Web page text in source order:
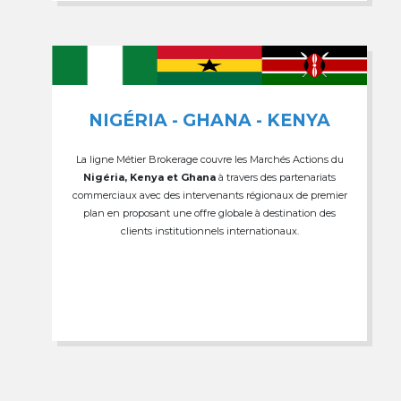
NIGÉRIA - GHANA - KENYA
La ligne Métier Brokerage couvre les Marchés Actions du
Nigéria, Kenya et Ghana à travers des partenariats
commerciaux avec des intervenants régionaux de premier
plan en proposant une offre globale à destination des
clients institutionnels internationaux.